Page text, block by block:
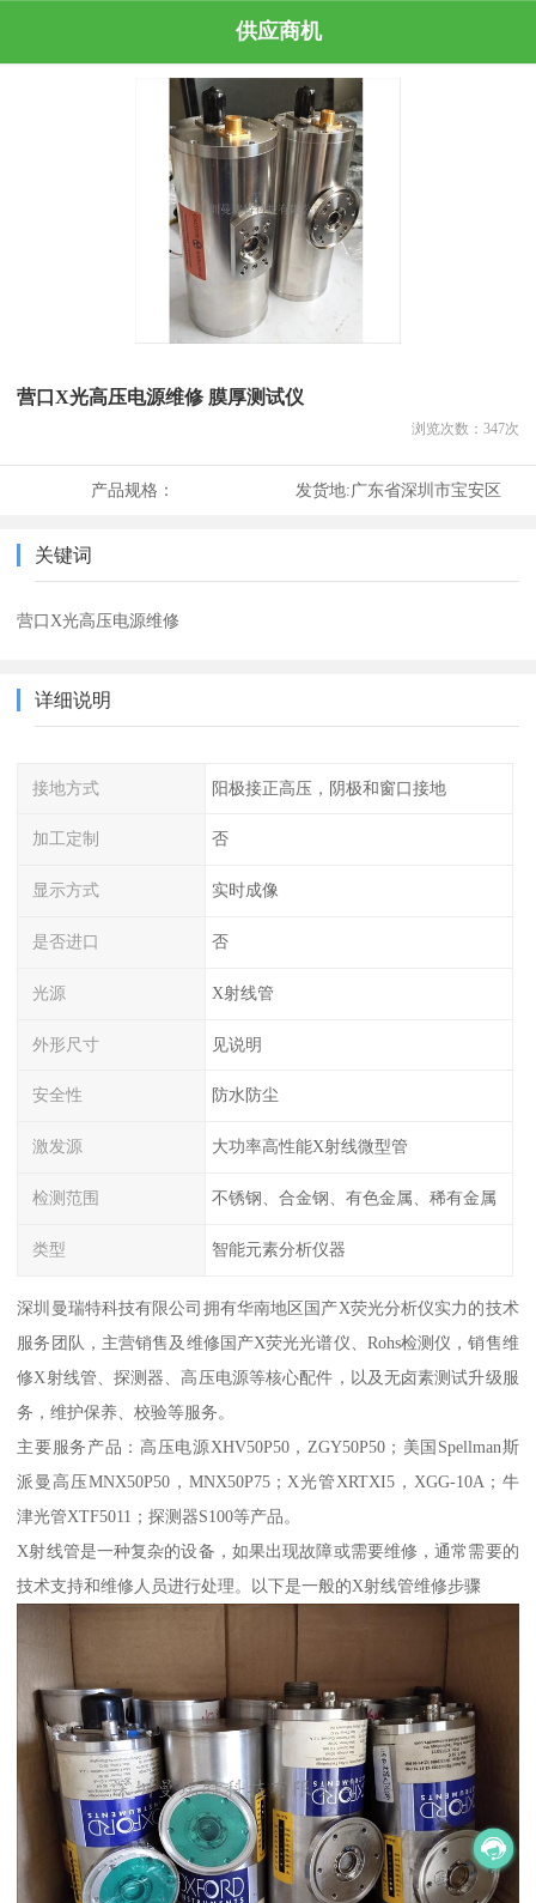
供应商机
营口X光高压电源维修 膜厚测试仪
浏览次数： 347次
产品规格： 发货地:广东省深圳市宝安区
关键词
营口X光高压电源维修
详细说明
接地方式 阳极接正高压，阴极和窗口接地
加工定制 否
显示方式 实时成像
是否进口 否
光源 X射线管
外形尺寸 见说明
安全性 防水防尘
激发源 大功率高性能X射线微型管
检测范围 不锈钢、合金钢、有色金属、稀有金属
类型 智能元素分析仪器
深圳曼瑞特科技有限公司拥有华南地区国产X荧光分析仪实力的技术
服务团队，主营销售及维修国产X荧光光谱仪、Rohs检测仪，销售维
修X射线管、探测器、高压电源等核心配件，以及无卤素测试升级服
务，维护保养、校验等服务。
主要服务产品：高压电源XHV50P50，ZGY50P50；美国Spellman斯
派曼高压MNX50P50，MNX50P75；X光管XRTXI5，XGG-10A；牛
津光管XTF5011；探测器S100等产品。
X射线管是一种复杂的设备，如果出现故障或需要维修，通常需要的
技术支持和维修人员进行处理。以下是一般的X射线管维修步骤